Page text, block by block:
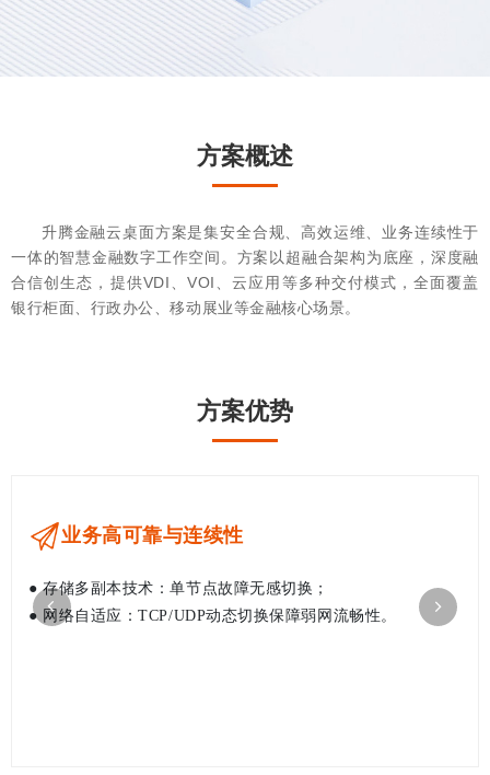
方案概述
升腾金融云桌面方案是集安全合规、高效运维、业务连续性于
一体的智慧金融数字工作空间。方案以超融合架构为底座，深度融
合信创生态，提供VDI VOI
、云应用等多种交付模式，全面覆盖
银行柜面、行政办公、移动展业等金融核心场景。
方案优势
业务高可靠与连续性
● 存储多副本技术：单节点故障无感切换；
● 网络自适应：TCP/UDP动态切换保障弱网流畅性。